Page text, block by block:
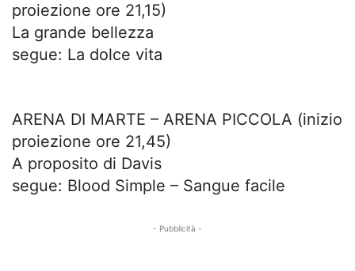
proiezione ore 21,15)
La grande bellezza
segue: La dolce vita
ARENA DI MARTE – ARENA PICCOLA (inizio
proiezione ore 21,45)
A proposito di Davis
segue: Blood Simple – Sangue facile
- Pubblicità -